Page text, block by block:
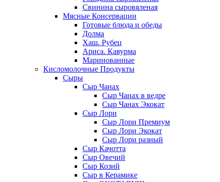
Свинина сыровяленая
Мясные Консервации
Готовые блюда и обеды
Долма
Хаш. Рубец
Ариса. Кавурма
Маринованные
Кисломолочные Продукты
Сыры
Сыр Чанах
Сыр Чанах в ведре
Сыр Чанах Экокат
Сыр Лори
Сыр Лори Премиум
Сыр Лори Экокат
Сыр Лори разный
Сыр Качотта
Сыр Овечий
Сыр Козий
Сыр в Керамике